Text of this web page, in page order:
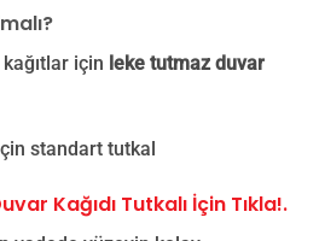
için leke tutmaz duvar
standart tutkal
Kağıdı Tutkalı İçin Tıkla!.